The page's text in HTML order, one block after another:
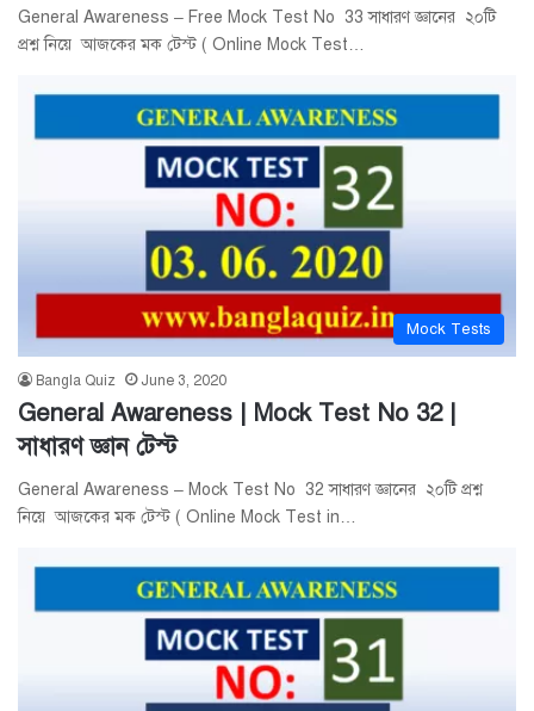
General Awareness – Free Mock Test No 33 সাধারণ জ্ঞানের ২০টি
প্রশ্ন নিয়ে আজকের মক টেস্ট ( Online Mock Test…
Mock Tests
Bangla Quiz June 3, 2020
General Awareness | Mock Test No 32 |
সাধারণ জ্ঞান টেস্ট
General Awareness – Mock Test No 32 সাধারণ জ্ঞানের ২০টি প্রশ্ন
নিয়ে আজকের মক টেস্ট ( Online Mock Test in…